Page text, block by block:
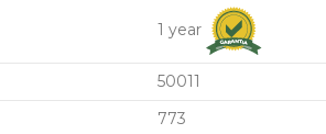
1 year
50011
773